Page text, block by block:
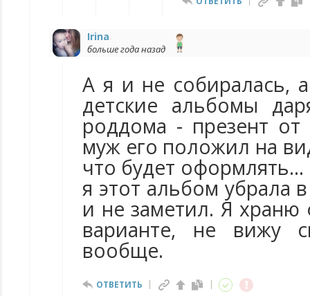
Irina
больше года назад
А я и не собиралась,
детские альбомы
роддома - презент
муж его положил на
что будет
я этот альбом убрала
и не заметил. Я
варианте, не вижу
вообще.
ОТВЕТИТЬ